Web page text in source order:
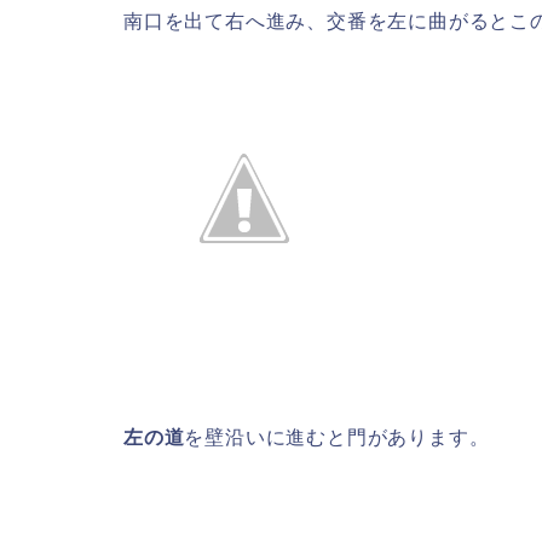
南口を出て右へ進み、交番を左に曲がるとこ
左の道を壁沿いに進むと門があります。